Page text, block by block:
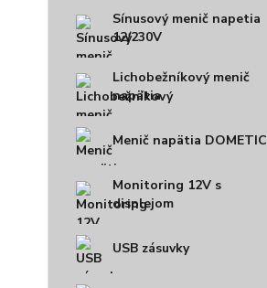
Sínusový menič napetia
12/230V
Lichobežníkový menič
napätia
Menič napätia DOMETIC
Monitoring 12V s
displejom
USB zásuvky